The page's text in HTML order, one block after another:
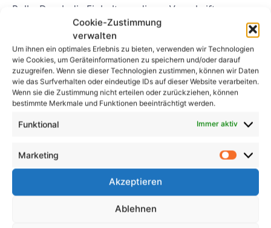
Cookie-Zustimmung
verwalten
Um ihnen ein optimales Erlebnis zu bieten, verwenden wir Technologien
wie Cookies, um Geräteinformationen zu speichern und/oder darauf
zuzugreifen. Wenn sie dieser Technologien zustimmen, können wir Daten
wie das Surfverhalten oder eindeutige IDs auf dieser Website verarbeiten.
Wenn sie die Zustimmung nicht erteilen oder zurückziehen, können
bestimmte Merkmale und Funktionen beeinträchtigt werden.
Funktional Immer aktiv
Marketing
Akzeptieren
Ablehnen
Rolle. Durch die Einhaltung dieser Vorschriften
können Fahrzeugbesitzer und -betreiber dazu
beitragen, sich selbst, ihre Passagiere und andere
Verkehrsteilnehmer vor Unfällen und Verletzungen
zu schützen. Es ist wichtig, dass jeder, der am Betrieb
von Fahrzeugen beteiligt ist, diese Vorschriften
versteht und einhält, um ein sichereres
FAQ 1: Was sind häufige
Verstöße gegen die UVV Kfz-